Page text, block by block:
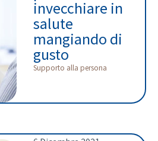
invecchiare in
salute
mangiando di
gusto
Supporto alla persona